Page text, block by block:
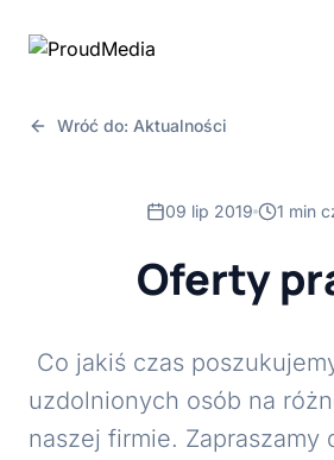
Wróć do: Aktualności
09 lip 2019 1 min
Oferty
Co jakiś czas
uzdolnionych osób na
naszej firmie. Zapraszamy